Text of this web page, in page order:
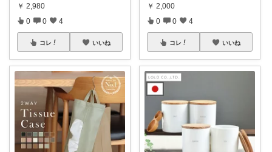
￥ 2,980
0 0 4
コレ いいね
￥ 2,000
0 0 4
コレ いいね